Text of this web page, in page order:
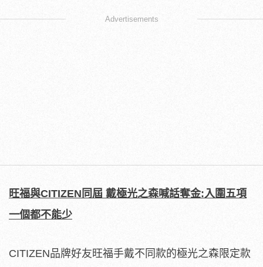
Advertisements
旺福與CITIZEN同屆 戴極光之森喊話奪金:入圍五項
一個都不能少
CITIZEN品牌好友旺福手戴不同款的極光之森限定款